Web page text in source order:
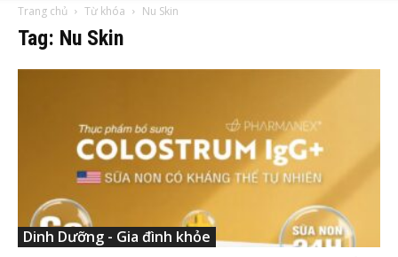
Trang chủ Từ khóa Nu Skin
Tag: Nu Skin
Dinh Dưỡng - Gia đình khỏe